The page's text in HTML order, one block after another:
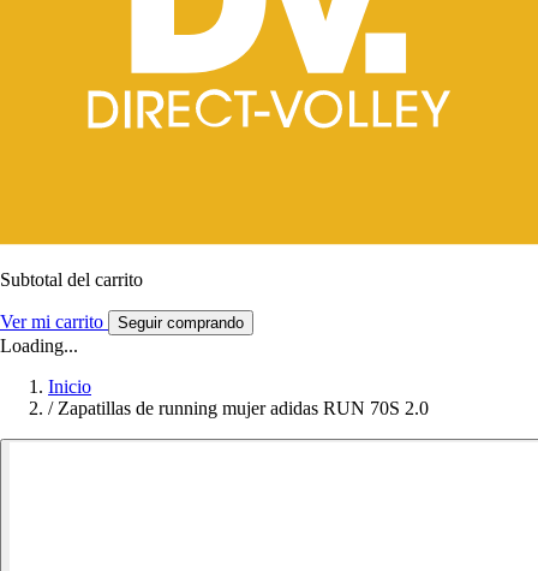
Subtotal del carrito
Ver mi carrito Seguir comprando
Loading...
Inicio
/ Zapatillas de running mujer adidas RUN 70S 2.0